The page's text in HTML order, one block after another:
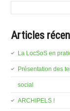
Articles
La LocSoS en
Présentation des
social
ARCHIPELS !